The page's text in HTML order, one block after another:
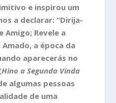
e inspirou um
a declarar: “Dirija-
Amigo; Revele a
a época da
aparecerás no
Hino a Segunda Vinda
algumas pessoas
de uma